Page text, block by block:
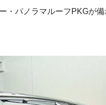
・パノラマルーフPKGが